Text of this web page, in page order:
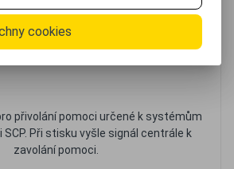
přivolání pomoci určené k systémům
SCP. Při stisku vyšle signál centrále k
zavolání pomoci.
cookies